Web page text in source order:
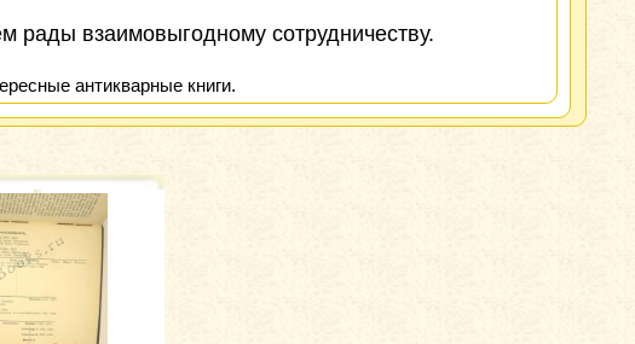
рады взаимовыгодному сотрудничеству.
антикварные книги.